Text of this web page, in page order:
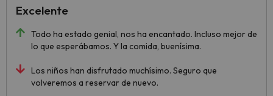
Todo ha estado genial, nos ha encantado. Incluso mejor de
lo que esperábamos. Y la comida, buenísima.
Los niños han disfrutado muchísimo. Seguro que
volveremos a reservar de nuevo.
Excelente